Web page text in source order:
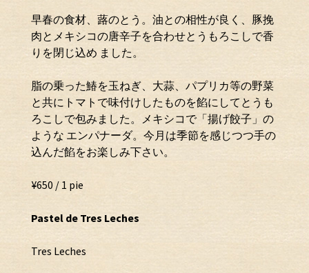
早春の食材、蕗のとう。油との相性が良く、豚挽
肉とメキシコの唐辛子を合わせとうもろこしで香
りを閉じ込め ました。
脂の乗った鰆を玉ねぎ、大蒜、パプリカ等の野菜
と共にトマトで味付けしたものを餡にしてとうも
ろこしで包みました。メキシコで「揚げ餃子」の
ような エンパナーダ。今月は季節を感じつつ手の
込んだ餡をお楽しみ下さい。
¥650 / 1 pie
Pastel de Tres Leches
Tres Leches